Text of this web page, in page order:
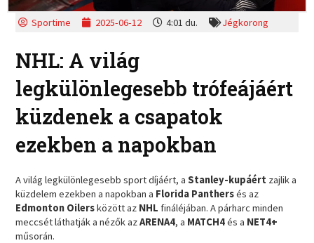
Sportime 2025-06-12 4:01 du. Jégkorong
NHL: A világ
legkülönlegesebb trófeájáért
küzdenek a csapatok
ezekben a napokban
A világ legkülönlegesebb sport díjáért, aStanley-kupáért zajlik a
küzdelem ezekben a napokban a Florida Panthersés az
Edmonton Oilersközött az NHL fináléjában. A párharc minden
meccsét láthatják a nézők azARENA4, a MATCH4és a NET4+
műsorán.